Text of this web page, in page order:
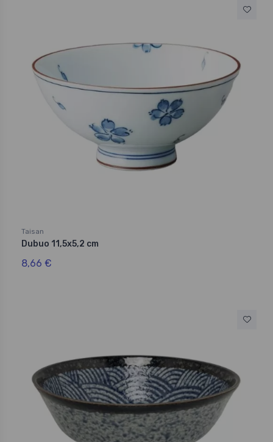
Taisan
Dubuo 11,5x5,2 cm
8,66 €